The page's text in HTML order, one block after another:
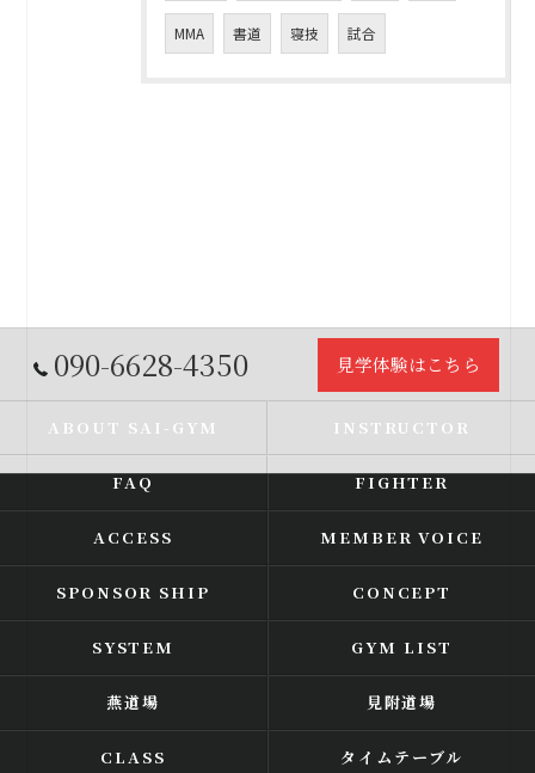
MMA 書道 寝技 試合
090-6628-4350 見学体験はこちら
ABOUT SAI-GYM INSTRUCTOR
FAQ FIGHTER
ACCESS MEMBER VOICE
SPONSOR SHIP CONCEPT
SYSTEM GYM LIST
燕道場 見附道場
CLASS タイムテーブル